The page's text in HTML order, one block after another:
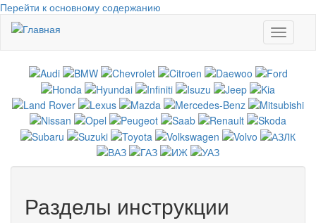
Перейти к основному содержанию
Toggle
Разделы инструкции